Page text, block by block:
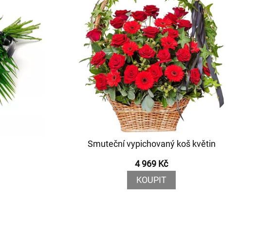
Smuteční vypichovaný koš květin
4 969 Kč
KOUPIT